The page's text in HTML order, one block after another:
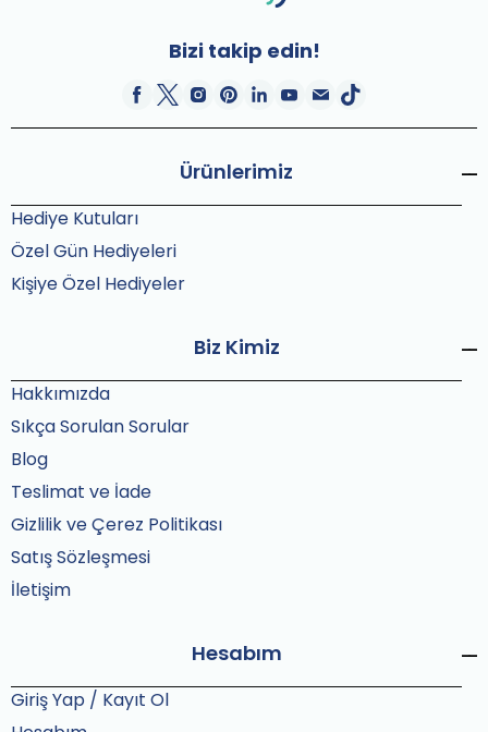
Bizi takip edin!
Ürünlerimiz
Hediye Kutuları
Özel Gün Hediyeleri
Kişiye Özel Hediyeler
Biz Kimiz
Hakkımızda
Sıkça Sorulan Sorular
Blog
Teslimat ve İade
Gizlilik ve Çerez Politikası
Satış Sözleşmesi
İletişim
Hesabım
Giriş Yap / Kayıt Ol